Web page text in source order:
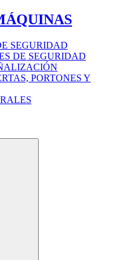
SEGURIDAD
DE SEGURIDAD
PORTONES Y